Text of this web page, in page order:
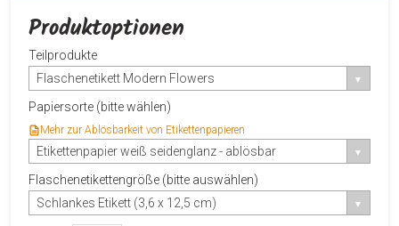
Produktoptionen
Teilprodukte
Flaschenetikett Modern Flowers
Papiersorte (bitte wählen)
Mehr zur Ablösbarkeit von Etikettenpapieren
Etikettenpapier weiß seidenglanz - ablösbar
Flaschenetikettengröße (bitte auswählen)
Schlankes Etikett (3,6 x 12,5 cm)